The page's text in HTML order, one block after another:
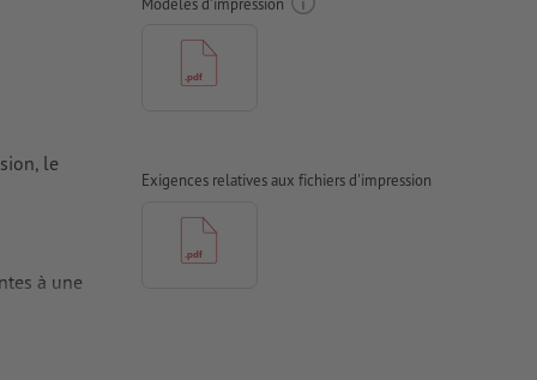
le
à une
doivent
Modèles d'impression
Exigences relatives aux fichiers d'impression